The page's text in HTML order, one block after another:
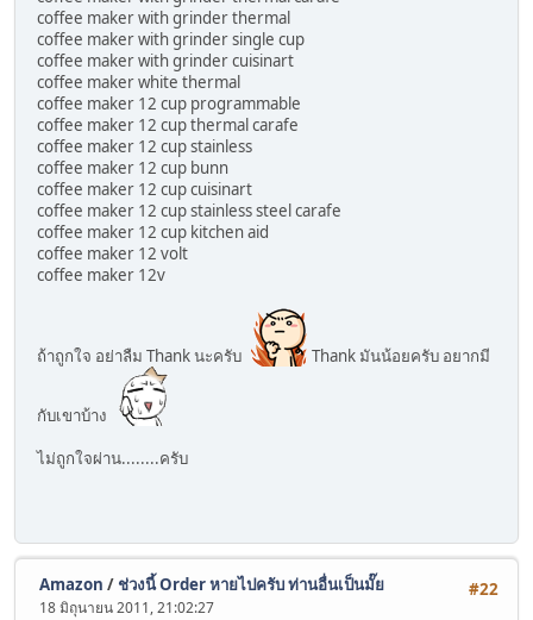
coffee maker with grinder thermal
coffee maker with grinder single cup
coffee maker with grinder cuisinart
coffee maker white thermal
coffee maker 12 cup programmable
coffee maker 12 cup thermal carafe
coffee maker 12 cup stainless
coffee maker 12 cup bunn
coffee maker 12 cup cuisinart
coffee maker 12 cup stainless steel carafe
coffee maker 12 cup kitchen aid
coffee maker 12 volt
coffee maker 12v
ถ้าถูกใจ อย่าลืม Thank นะครับ Thank มันน้อยครับ อยากมี
กับเขาบ้าง
ไม่ถูกใจผ่าน........ครับ
#22
Amazon / ช่วงนี้ Order หายไปครับ ท่านอื่นเป็นมั๊ย
18 มิถุนายน 2011, 21:02:27